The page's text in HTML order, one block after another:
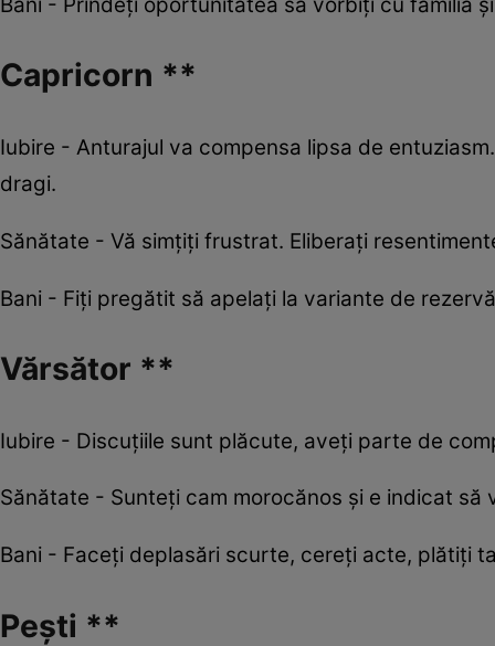
Capricorn **
Iubire - Anturajul va compensa lipsa de
dragi.
Sănătate - Vă simțiți frustrat. Eliberați
Bani - Fiți pregătit să apelați la variante de
Vărsător **
Iubire - Discuţiile sunt plăcute, aveţi parte de
Sănătate - Sunteţi cam morocănos şi e indicat
Bani - Faceţi deplasări scurte, cereţi acte, plătiţi
Pești **